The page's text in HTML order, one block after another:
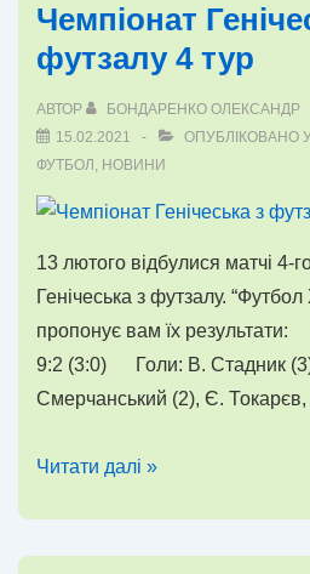
(оновлено)
Чемпіонат
футзалу 4 тур
АВТОР БОНДАРЕНКО ОЛЕКСАНДР
15.02.2021
ОПУБЛІКОВАНО
ФУТБОЛ , НОВИНИ
13 лютого відбулися матчі 4-
Генічеська з футзалу.
пропонує вам їх
9:2 (3:0) Голи: В. Стадник
Смерчанський (2), Є.
Чемпіонат
Читати далі »